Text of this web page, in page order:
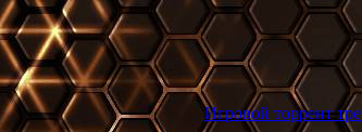
Игровой торрент трекер games-